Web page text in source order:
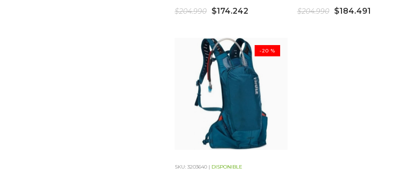
$204.990
$174.242
$204.990
$184.491
SKU: 3203640 | DISPONIBLE
-20 %